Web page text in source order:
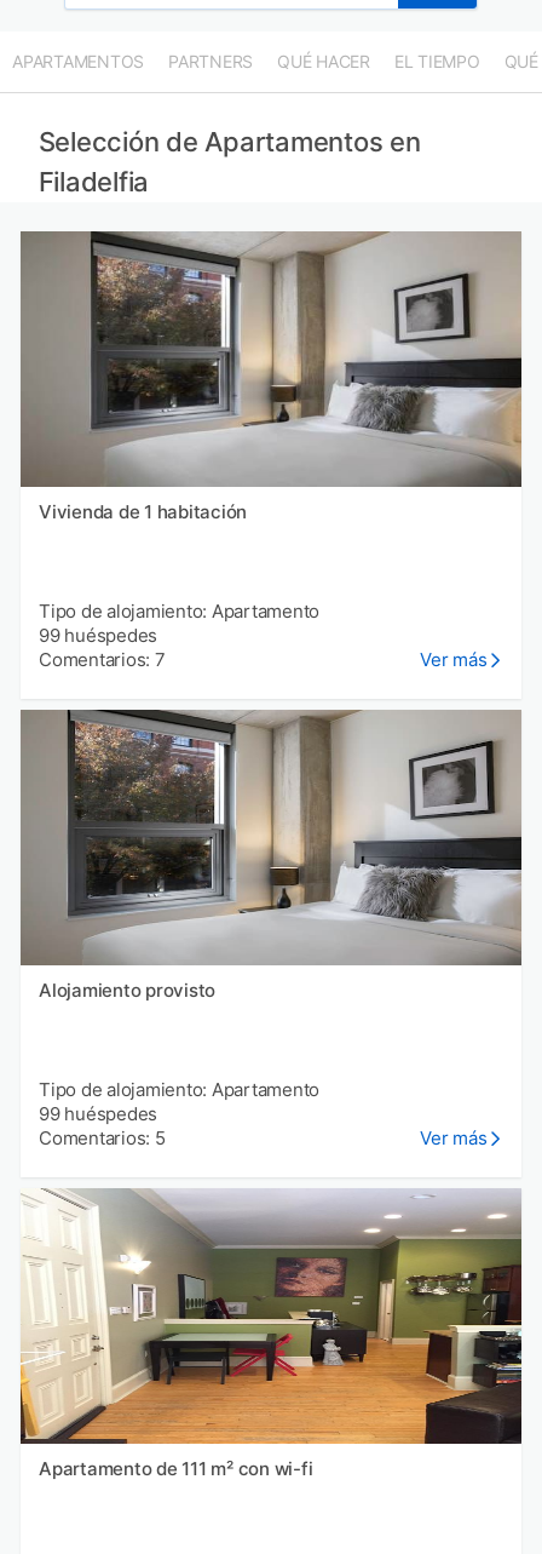
APARTAMENTOS PARTNERS QUÉ HACER EL TIEMPO QUÉ
Selección de Apartamentos en
Filadelfia
Vivienda de 1 habitación
Tipo de alojamiento: Apartamento
99 huéspedes
Comentarios: 7
Ver más
Alojamiento provisto
Tipo de alojamiento: Apartamento
99 huéspedes
Comentarios: 5
Ver más
Apartamento de 111 m² con wi-fi